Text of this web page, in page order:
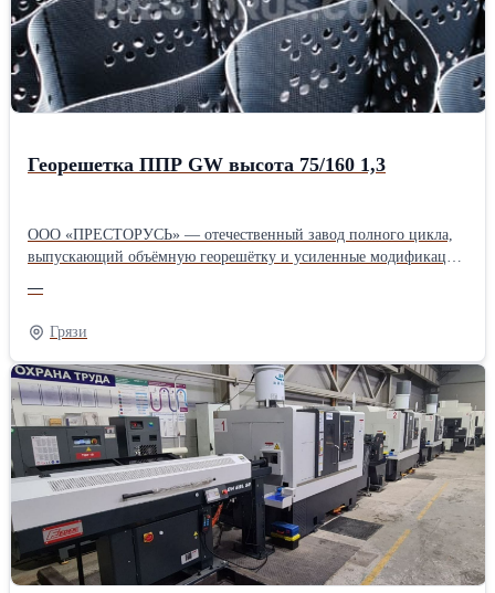
Георешетка ППР GW высота 75/160 1,3
ООО «ПРЕСТОРУСЬ» — отечественный завод полного цикла,
выпускающий объёмную георешётку и усиленные модификации
Предприятие с 25-летним опытом предлагает инженерное
сопровождение проектов и поставки по всей России, сокращая
бюджет объектов за счёт экономии сыпучих материалов и
ускорения монтажных работ. Продукция адаптирована к
сложному климату и высоким нагрузкам, что подтверждено
участием в более чем двух тысячах объектов в РФ и за рубежом.
—
Грязи